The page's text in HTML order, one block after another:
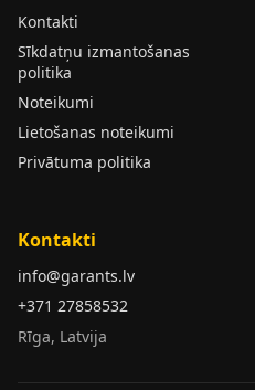
Kontakti
Sīkdatņu izmantošanas
politika
Noteikumi
Lietošanas noteikumi
Privātuma politika
Kontakti
info@garants.lv
+371 27858532
Rīga, Latvija